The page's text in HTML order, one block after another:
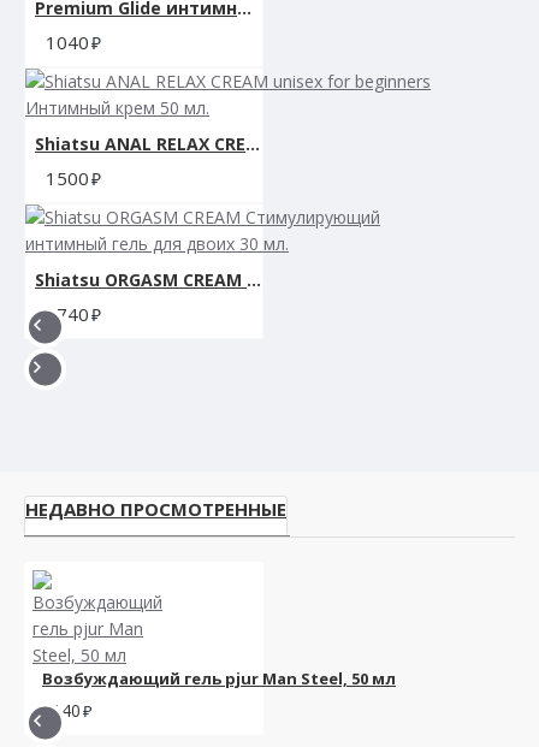
Premium Glide интимный гель на силиконовой основе 50 мл
1040
Shiatsu ANAL RELAX CREAM unisex for beginners Интимный крем 50 мл.
1500
Shiatsu ORGASM CREAM Стимулирующий интимный гель для двоих 30 мл.
1740
НЕДАВНО ПРОСМОТРЕННЫЕ
Возбуждающий гель pjur Man Steel, 50 мл
2140